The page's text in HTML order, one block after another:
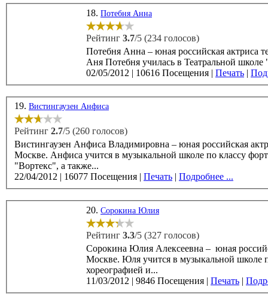
18. Потебня Анна
Рейтинг 3.7/5 (234 голосов)
Потебня Анна – юная российская актриса театра и
02/05/2012 | 10616 Посещения | Печать |
19. Вистингаузен Анфиса
Рейтинг 2.7/5 (260 голосов)
Вистингаузен Анфиса Владимировна – юная российская
Москве. Анфиса учится в музыкальной школе по классу фортепиано и вокала и в школе современного танца
"Вортекс", а также...
22/04/2012 | 16077 Посещения | Печать | Подробнее ...
20. Сорокина Юлия
Рейтинг 3.3/5 (327 голосов)
Сорокина Юлия Алексеевна – юная
Москве. Юля учится в музыкальной школе по классу вокала и фортепиано. С четырёх лет она занимается
хореографией и...
11/03/2012 | 9846 Посещения | Печать |